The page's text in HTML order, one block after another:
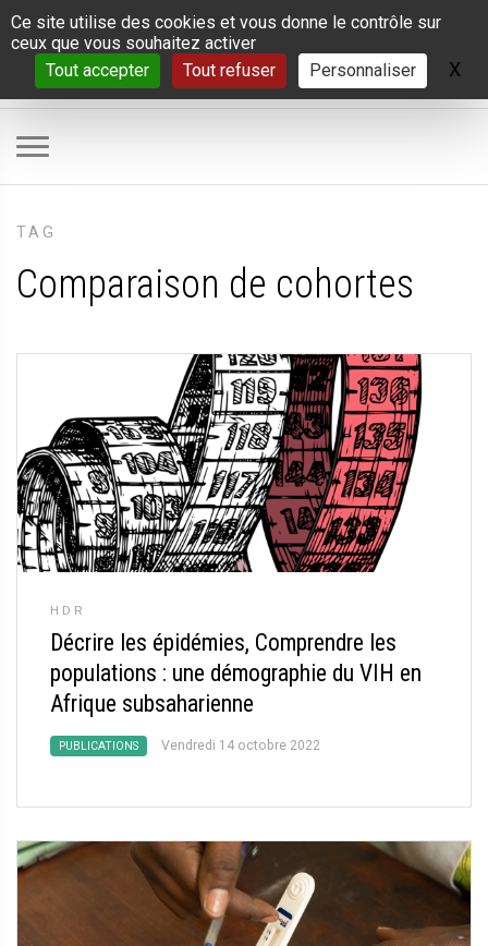
Panneau de gestion des cookies
Ce site utilise des cookies et vous donne le contrôle sur
ceux que vous souhaitez activer
Tout accepter
Tout refuser Personnaliser X
TAG
Comparaison de cohortes
HDR
Décrire les épidémies, Comprendre les
populations : une démographie du VIH en
Afrique subsaharienne
PUBLICATIONS Vendredi 14 octobre 2022